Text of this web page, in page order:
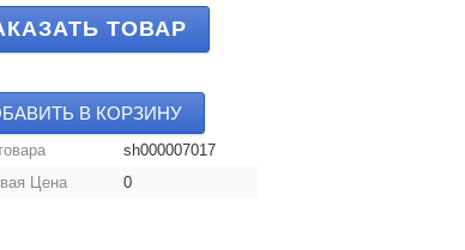
ТОВАР
В КОРЗИНУ
sh000007017
Цена
0